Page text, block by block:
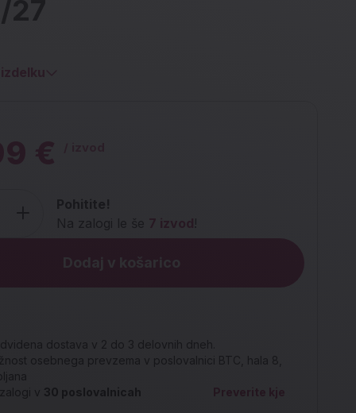
27
€
Pohitite!
Na zalogi le še 7 izvod!
Dodaj v košarico
dostava v 2 do 3 delovnih dneh.
osebnega prevzema v poslovalnici BTC, hala 8,
zalogi v 30 poslovalnicah Preverite kje